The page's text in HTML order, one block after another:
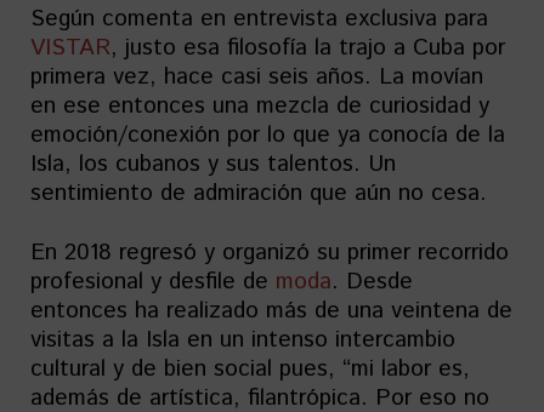
Según comenta en entrevista exclusiva para
VISTAR, justo esa filosofía la trajo a Cuba por
primera vez, hace casi seis años. La movían
en ese entonces una mezcla de curiosidad y
emoción/conexión por lo que ya conocía de la
Isla, los cubanos y sus talentos. Un
sentimiento de admiración que aún no cesa.
En 2018 regresó y organizó su primer recorrido
profesional y desfile de moda. Desde
entonces ha realizado más de una veintena de
visitas a la Isla en un intenso intercambio
cultural y de bien social pues, “mi labor es,
además de artística, filantrópica. Por eso no